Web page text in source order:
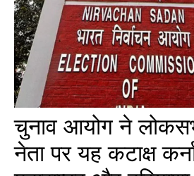
चुनाव आयोग ने
नेता पर यह कटाक्ष